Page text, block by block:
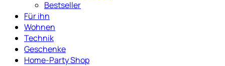
Bestseller
Für ihn
Wohnen
Technik
Geschenke
Home-Party Shop